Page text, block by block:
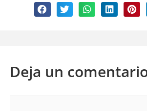
Deja un